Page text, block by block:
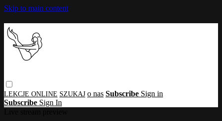
Skip to main content
o nas Subscribe Sign in
Subscribe Sign In